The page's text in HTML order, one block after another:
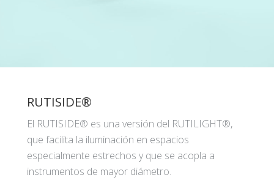
RUTISIDE®
El RUTISIDE® es una versión del RUTILIGHT®,
que facilita la iluminación en espacios
especialmente estrechos y que se acopla a
instrumentos de mayor diámetro.